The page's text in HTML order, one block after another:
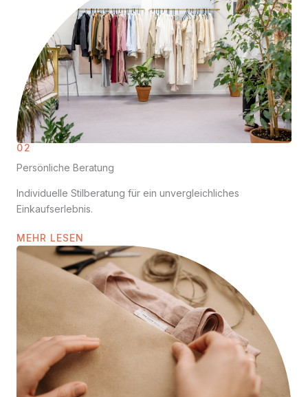
02
Persönliche Beratung
Individuelle Stilberatung für ein unvergleichliches
Einkaufserlebnis.
MEHR LESEN